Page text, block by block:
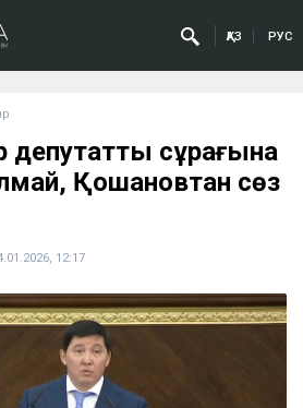
ҚАЗ РУС
сұрағына
Қошановтан сөз
12:17